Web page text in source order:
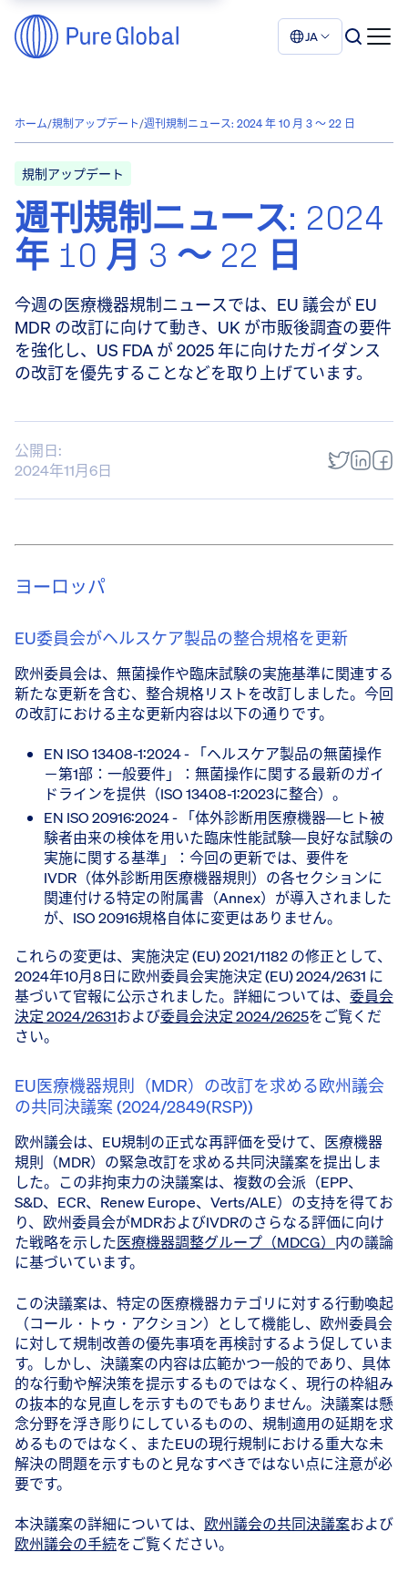
JA
ホーム/規制アップデート/週刊規制ニュース: 2024 年 10 月 3 ～ 22 日
規制アップデート
週刊規制ニュース: 2024
年 10 月 3 ～ 22 日
今週の医療機器規制ニュースでは、EU 議会が EU
MDR の改訂に向けて動き、UK が市販後調査の要件
を強化し、US FDA が 2025 年に向けたガイダンス
の改訂を優先することなどを取り上げています。
公開日:
2024年11月6日
ヨーロッパ
EU委員会がヘルスケア製品の整合規格を更新
欧州委員会は、無菌操作や臨床試験の実施基準に関連する
新たな更新を含む、整合規格リストを改訂しました。今回
の改訂における主な更新内容は以下の通りです。
EN ISO 13408-1:2024 - 「ヘルスケア製品の無菌操作
－第1部：一般要件」：無菌操作に関する最新のガイ
ドラインを提供（ISO 13408-1:2023に整合）。
EN ISO 20916:2024 - 「体外診断用医療機器―ヒト被
験者由来の検体を用いた臨床性能試験―良好な試験の
実施に関する基準」：今回の更新では、要件を
IVDR（体外診断用医療機器規則）の各セクションに
関連付ける特定の附属書（Annex）が導入されました
が、ISO 20916規格自体に変更はありません。
これらの変更は、実施決定 (EU) 2021/1182 の修正として、
2024年10月8日に欧州委員会実施決定 (EU) 2024/2631 に
基づいて官報に公示されました。詳細については、 委員会
決定 2024/2631および委員会決定 2024/2625をご覧くだ
さい。
EU医療機器規則（MDR）の改訂を求める欧州議会
の共同決議案 (2024/2849(RSP))
欧州議会は、EU規制の正式な再評価を受けて、医療機器
規則（MDR）の緊急改訂を求める共同決議案を提出しま
した。この非拘束力の決議案は、複数の会派（EPP、
S&D、ECR、Renew Europe、Verts/ALE）の支持を得てお
り、欧州委員会がMDRおよびIVDRのさらなる評価に向け
た戦略を示した医療機器調整グループ（MDCG） 内の議論
に基づいています。
この決議案は、特定の医療機器カテゴリに対する行動喚起
（コール・トゥ・アクション）として機能し、欧州委員会
に対して規制改善の優先事項を再検討するよう促していま
す。しかし、決議案の内容は広範かつ一般的であり、具体
的な行動や解決策を提示するものではなく、現行の枠組み
の抜本的な見直しを示すものでもありません。決議案は懸
念分野を浮き彫りにしているものの、規制適用の延期を求
めるものではなく、またEUの現行規制における重大な未
解決の問題を示すものと見なすべきではない点に注意が必
要です。
本決議案の詳細については、 欧州議会の共同決議案および
欧州議会の手続をご覧ください。